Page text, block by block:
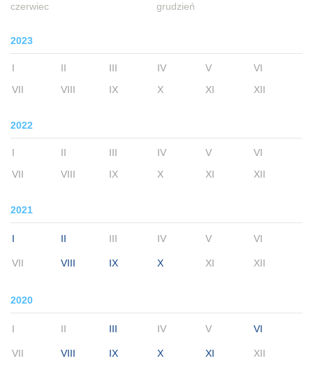
czerwiec
grudzień
2023
I II III IV V
VI
VII
VIII IX X XI XII
2022
I II III IV V
VI
VII
VIII IX X XI XII
2021
I II III IV V VI
VII VIII IX X XI XII
2020
I II III IV V VI
VII VIII IX X XI XII